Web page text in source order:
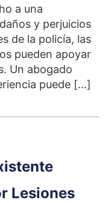
a una
y perjuicios
de la policía, las
pueden apoyar
Un abogado
puede […]
Lesiones